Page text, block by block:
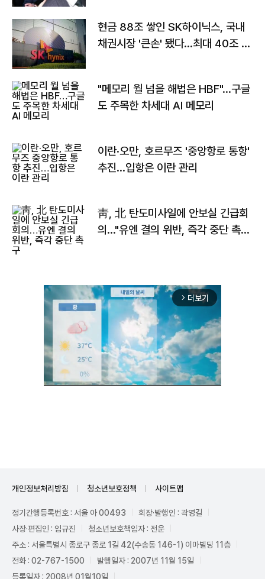
현금 88조 쌓인 SK하이닉스, 국내
채권시장 '큰손' 됐다…최대 40조 투
"메모리 월 넘을 해법은 HBF"…구글
도 주목한 차세대 AI 메모리
이란·오만, 호르무즈 '중앙항로 통항'
추진…입항은 이란 관리
靑, 北 탄도미사일에 안보실 긴급회
의…"유엔 결의 위반, 즉각 중단 촉
arrow_forward_ios 더보기
개인정보처리방침 청소년보호정책 사이트맵
정기간행등록번호 : 서울 아 00493
회장·발행인 : 곽영길
사장·편집인 : 임규진
청소년보호책임자 : 전운
주소 : 서울특별시 종로구 종로 1길 42(수송동 146-1) 이마빌딩 11층
전화 : 02-767-1500
발행일자 : 2007년 11월 15일
등록일자 : 2008년 01월10일